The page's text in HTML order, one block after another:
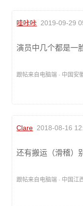
哇咔咔 2019-09-29
演员中几个都是一
跟帖来自电脑端 · 中国安
Clare 2018-08-16
还有搬运（滑稽）
跟帖来自电脑端 · 中国江